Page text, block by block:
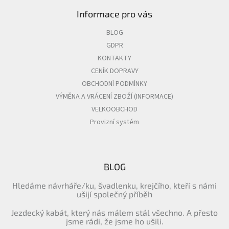
Informace pro vás
BLOG
GDPR
KONTAKTY
CENÍK DOPRAVY
OBCHODNÍ PODMÍNKY
VÝMĚNA A VRÁCENÍ ZBOŽÍ (INFORMACE)
VELKOOBCHOD
Provizní systém
BLOG
Hledáme návrháře/ku, švadlenku, krejčího, kteří s námi
ušijí společný příběh
Jezdecký kabát, který nás málem stál všechno. A přesto
jsme rádi, že jsme ho ušili.